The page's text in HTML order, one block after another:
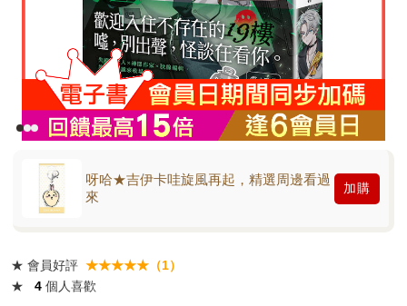
呀哈★吉伊卡哇旋風再起，精選周邊看過
來
加購
★ 會員好評 ★★★★★（1）
★
4 個人喜歡